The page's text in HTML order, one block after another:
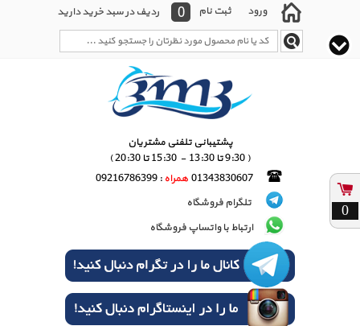
ورود ثبت نام 0 ردیف در سبد خرید دارید
پشتیبانی تلفنی مشتریان
( 9:30 تا 13:30 - 15:30 تا 20:30 )
01343830607 همراه : 09216786399
تلگرام فروشگاه
ارتباط با واتساپ فروشگاه
0